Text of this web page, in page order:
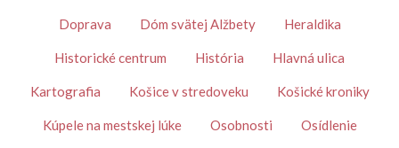
TémyDoprava Dóm svätej Alžbety Heraldika
Historické centrum História Hlavná ulica
Kartografia Košice v stredoveku Košické kroniky
Kúpele na mestskej lúke Osobnosti Osídlenie